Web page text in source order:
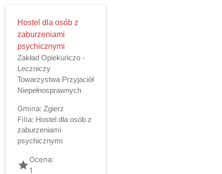
Hostel dla osób z
zaburzeniami
psychicznymi
Zakład Opiekuńczo -
Leczniczy
Towarzystwa Przyjaciół
Niepełnosprawnych
Gmina: Zgierz
Filia: Hostel dla osób z
zaburzeniami
psychicznymi
gradeOcena:
1